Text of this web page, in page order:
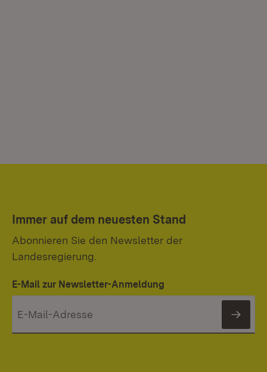
Immer auf dem neuesten Stand
Abonnieren Sie den Newsletter der
Landesregierung.
E-Mail zur Newsletter-Anmeldung